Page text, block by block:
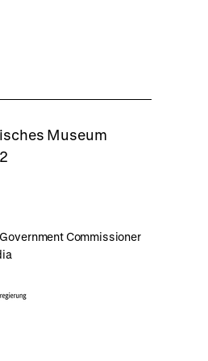
Museum
Commissioner